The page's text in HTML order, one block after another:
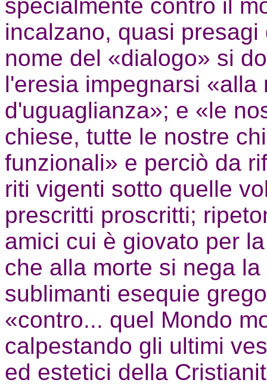
specialmente contro il
incalzano, quasi
nome del «dialogo» si
l'eresia impegnarsi
d'uguaglianza»; e «le
chiese, tutte le nostre
funzionali» e perciò da
riti vigenti sotto quelle
prescritti proscritti;
amici cui è giovato per
che alla morte si nega
sublimanti esequie
«contro... quel Mondo
calpestando gli ultimi
ed estetici della